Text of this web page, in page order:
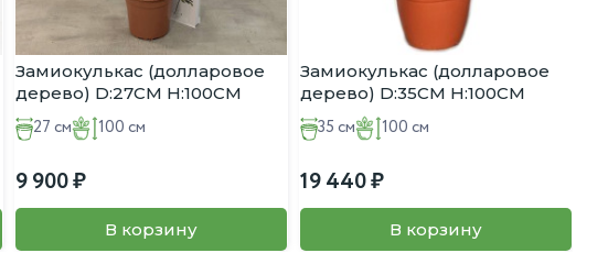
Замиокулькас (долларовое
дерево) D:27CM H:100CM
27 см 100 см
9 900
В корзину
Замиокулькас (долларовое
дерево) D:35CM H:100CM
35 см 100 см
19 440
В корзину